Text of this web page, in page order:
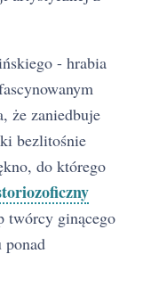
- hrabia
że zaniedbuje
bezlitośnie
do którego
twórcy ginącego
ponad